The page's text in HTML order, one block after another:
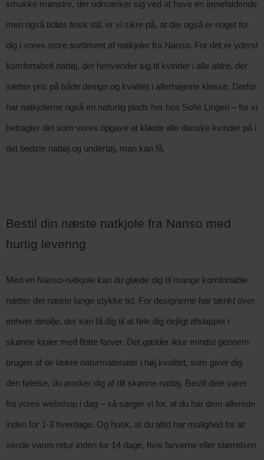
smukke mønstre, der udmærker sig ved at have en iøjnefaldende
men også tidløs finsk stil, er vi sikre på, at der også er noget for
dig i vores store sortiment af natkjoler fra Nanso. For det er yderst
komfortabelt nattøj, der henvender sig til kvinder i alle aldre, der
sætter pris på både design og kvalitet i allerhøjeste klasse. Derfor
har natkjolerne også en naturlig plads her hos Sofie Lingeri – for vi
betragter det som vores opgave at klæde alle danske kvinder på i
det bedste nattøj og undertøj, man kan få.
Bestil din næste natkjole fra Nanso med
hurtig levering
Med en Nanso-natkjole kan du glæde dig til mange komfortable
nætter det næste lange stykke tid. For designerne har tænkt over
enhver detalje, der kan få dig til at føle dig dejligt afslappet i
skønne kjoler med flotte farver. Det gælder ikke mindst gennem
brugen af de lækre naturmaterialer i høj kvalitet, som giver dig
den følelse, du ønsker dig af dit skønne nattøj. Bestil dine varer
fra vores webshop i dag – så sørger vi for, at du har dem allerede
inden for 1-3 hverdage. Og husk, at du altid har mulighed for at
sende varen retur inden for 14 dage, hvis farverne eller størrelsen